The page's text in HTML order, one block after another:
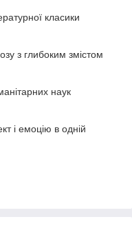
класики
з глибоким змістом
наук
і емоцію в одній